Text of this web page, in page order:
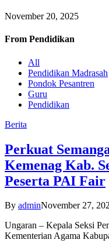
November 20, 2025
From Pendidikan
All
Pendidikan Madrasah
Pondok Pesantren
Guru
Pendidikan
Berita
Perkuat
Kemenag Kab.
Peserta PAI Fair
By adminNovember 27,
Ungaran – Kepala Seksi
Kementerian Agama